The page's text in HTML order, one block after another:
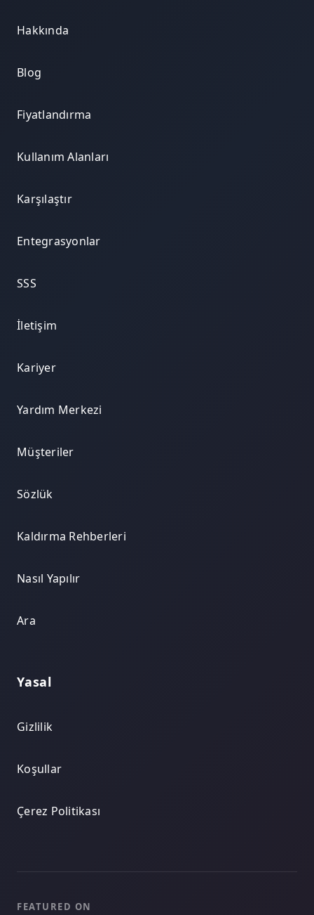
Hakkında
Blog
Fiyatlandırma
Kullanım Alanları
Karşılaştır
Entegrasyonlar
SSS
İletişim
Kariyer
Yardım Merkezi
Müşteriler
Sözlük
Kaldırma Rehberleri
Nasıl Yapılır
Ara
Yasal
Gizlilik
Koşullar
Çerez Politikası
FEATURED ON